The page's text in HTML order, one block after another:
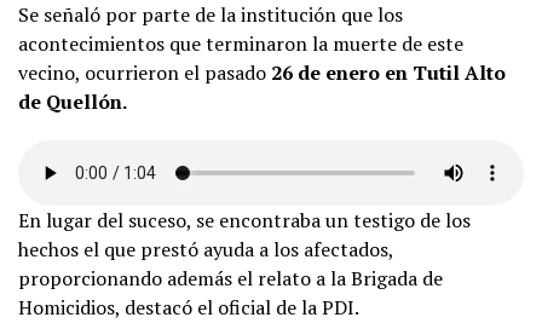
Se señaló por parte de la institución que los
acontecimientos que terminaron la muerte de este
vecino, ocurrieron el pasado 26 de enero en Tutil Alto
de Quellón.
En lugar del suceso, se encontraba un testigo de los
hechos el que prestó ayuda a los afectados,
proporcionando además el relato a la Brigada de
Homicidios, destacó el oficial de la PDI.